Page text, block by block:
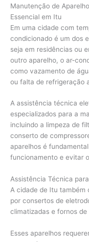
Manutenção de
Essencial em Itu
Em uma cidade com
condicionado é um dos
seja em residências ou
outro aparelho, o ar-
como vazamento de
ou falta de refrigeração
A assistência técnica
especializados para a
incluindo a limpeza de
conserto de
aparelhos é
funcionamento e evitar
Assistência Técnica
A cidade de Itu também
por consertos de
climatizadas e fornos
Esses aparelhos